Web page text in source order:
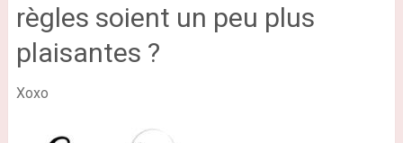
règles soient un peu plus
plaisantes ?
Xoxo